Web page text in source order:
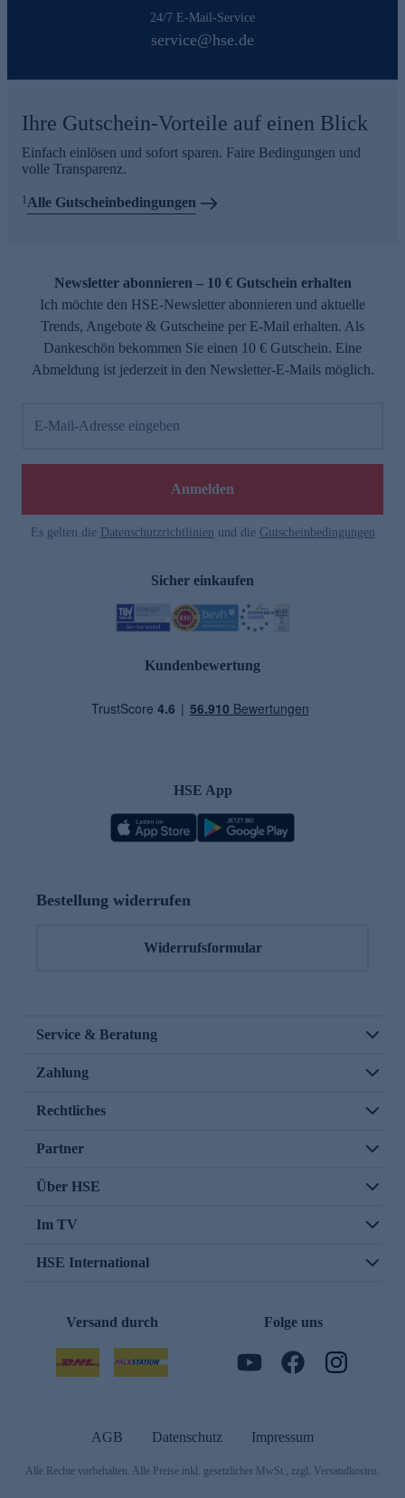
24/7 E-Mail-Service
service@hse.de
Ihre Gutschein-Vorteile auf einen Blick
Einfach einlösen und sofort sparen. Faire Bedingungen und
volle Transparenz.
1 Alle Gutscheinbedingungen
Newsletter abonnieren – 10 € Gutschein erhalten
Ich möchte den HSE-Newsletter abonnieren und aktuelle
Trends, Angebote & Gutscheine per E-Mail erhalten. Als
Dankeschön bekommen Sie einen 10 € Gutschein. Eine
Abmeldung ist jederzeit in den Newsletter-E-Mails möglich.
E-Mail-Adresse eingeben
Anmelden
Es gelten die Datenschutzrichtlinien und die Gutscheinbedingungen
Sicher einkaufen
Kundenbewertung
HSE App
Bestellung widerrufen
Widerrufsformular
Service & Beratung
Zahlung
Rechtliches
Partner
Über HSE
Im TV
HSE International
Versand durch Folge uns
AGB Datenschutz Impressum
Alle Rechte vorbehalten. Alle Preise inkl. gesetzlicher MwSt., zzgl. Versandkosten.